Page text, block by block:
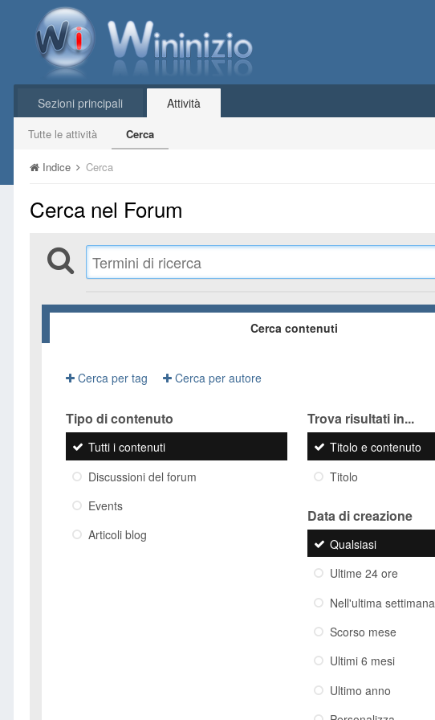
Sezioni principali Attività
Tutte le attività Cerca
Indice Cerca
Cerca nel Forum
Cerca contenuti
Cerca per tag Cerca per autore
Tipo di contenuto
Tutti i contenuti
Discussioni del forum
Events
Articoli blog
Trova risultati in...
Titolo e contenuto
Titolo
Data di creazione
Qualsiasi
Ultime 24 ore
Nell'ultima settimana
Scorso mese
Ultimi 6 mesi
Ultimo anno